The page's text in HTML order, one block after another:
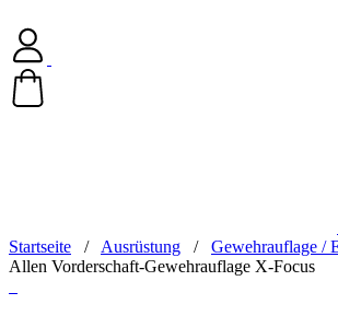
Startseite / Ausrüstung / Gewehrauflage /
Allen Vorderschaft-Gewehrauflage X-Focus